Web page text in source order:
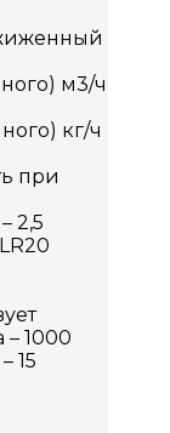
м3/ч
кг/ч
при
2,5
1000
15